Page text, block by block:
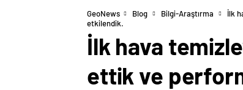
GeoNews Blog Bilgi-Araştırma
İlk
etkilendik.
İlk hava
ettik ve